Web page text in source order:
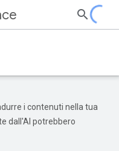
i contenuti nella tua
dall'AI potrebbero